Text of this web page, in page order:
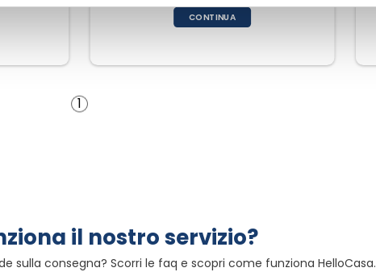
CONTINUA
1
il nostro servizio?
sulla consegna? Scorri le faq e scopri come funziona HelloCasa.